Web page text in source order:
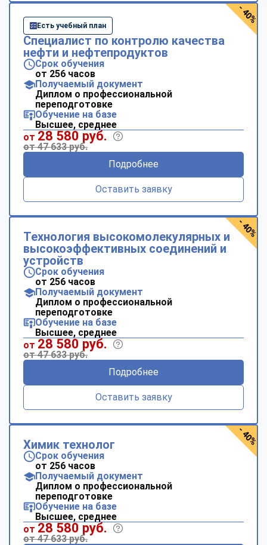
Есть учебный план
Специалист по контролю качества
нефти и нефтепродуктов
Срок обучения
от 256 часов
Получаемый документ
Диплом о профессиональной
переподготовке
Обучение на базе
Высшее, среднее
от 28 580 руб.
от 47 633 руб.
Подробнее
Оставить заявку
- 40%
Технология высокомолекулярных и
высокоэффективных соединений и
устройств
Срок обучения
от 256 часов
Получаемый документ
Диплом о профессиональной
переподготовке
Обучение на базе
Высшее, среднее
от 28 580 руб.
от 47 633 руб.
Подробнее
Оставить заявку
- 40%
Химик технолог
Срок обучения
от 256 часов
Получаемый документ
Диплом о профессиональной
переподготовке
Обучение на базе
Высшее, среднее
от 28 580 руб.
от 47 633 руб.
- 40%